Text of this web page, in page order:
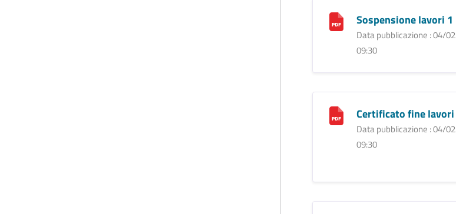
Sospensione lavori 1
Data pubblicazione : 04/
09:30
Certificato fine lavori
Data pubblicazione : 04/
09:30